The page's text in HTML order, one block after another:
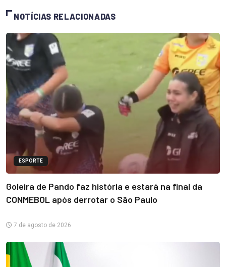
NOTÍCIAS RELACIONADAS
ESPORTE
Goleira de Pando faz história e estará na final da
CONMEBOL após derrotar o São Paulo
7 de agosto de 2026